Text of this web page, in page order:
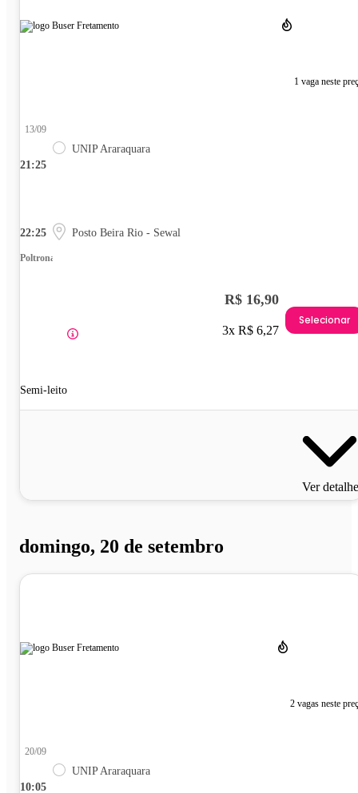
1 vaga neste
21:25
13/09
UNIP Araraquara
22:25 Posto Beira Rio - Sewal
Poltrona
Semi-leito
R$ 16,90
3x R$ 6,27
Selecionar
Ver
domingo, 20 de setembro
2 vagas neste
10:05
20/09
UNIP Araraquara